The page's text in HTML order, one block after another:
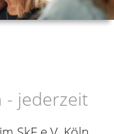
- jederzeit